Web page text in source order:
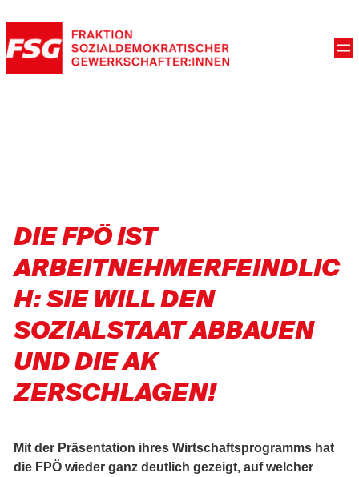
DIE FPÖ IST
ARBEITNEHMERFEINDLIC
H: SIE WILL DEN
SOZIALSTAAT ABBAUEN
UND DIE AK
ZERSCHLAGEN!
Mit der Präsentation ihres Wirtschaftsprogramms hat
die FPÖ wieder ganz deutlich gezeigt, auf welcher